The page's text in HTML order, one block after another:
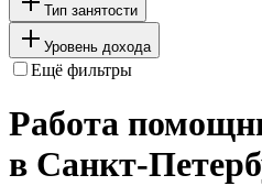
Тип занятости
Уровень дохода
Ещё фильтры
Работа
в Санкт-